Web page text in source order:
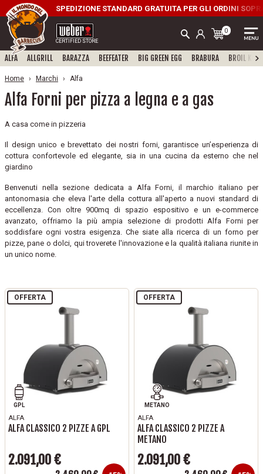
SPEDIZIONE STANDARD GRATUITA PER GLI ORDINI
CERTIFIED STORE
0
ALFA ALLGRILL BARAZZA BEEFEATER BIG GREEN EGG BRABURA BROIL KING
Home Marchi Alfa
Alfa Forni per pizza a legna e a gas
A casa come in pizzeria
Il design unico e brevettato dei nostri forni, garantisce un’esperienza di
cottura confortevole ed elegante, sia in una cucina da esterno che nel
giardino
Benvenuti nella sezione dedicata a Alfa Forni, il marchio italiano per
antonomasia che eleva l'arte della cottura all'aperto a nuovi standard di
eccellenza. Con oltre 900mq di spazio espositivo e un e-commerce
avanzato, offriamo la più ampia selezione di prodotti Alfa Forni per
soddisfare ogni vostra esigenza. Che siate alla ricerca di un forno per
pizze, pane o dolci, qui troverete l'innovazione e la qualità italiana riunite in
un unico nome.
GPL
OFFERTA
ALFA
ALFA CLASSICO 2 PIZZE A GPL
2.091,00 €
Prezzo base
METANO
OFFERTA
ALFA
ALFA CLASSICO 2 PIZZE A
METANO
2.091,00 €
Prezzo base